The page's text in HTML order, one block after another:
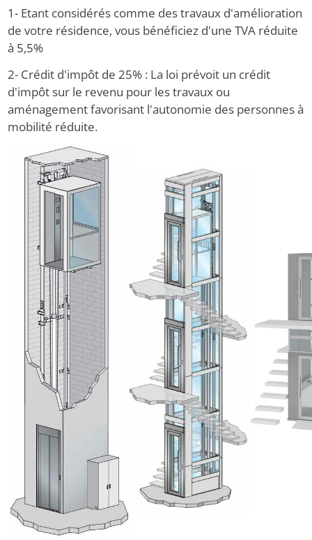
1- Etant considérés comme des travaux d'amélioration
de votre résidence, vous bénéficiez d'une TVA réduite
à 5,5%
2- Crédit d'impôt de 25% : La loi prévoit un crédit
d'impôt sur le revenu pour les travaux ou
aménagement favorisant l'autonomie des personnes à
mobilité réduite.